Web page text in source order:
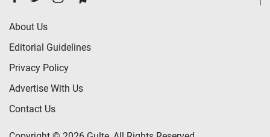
About Us
Editorial Guidelines
Privacy Policy
Advertise With Us
Contact Us